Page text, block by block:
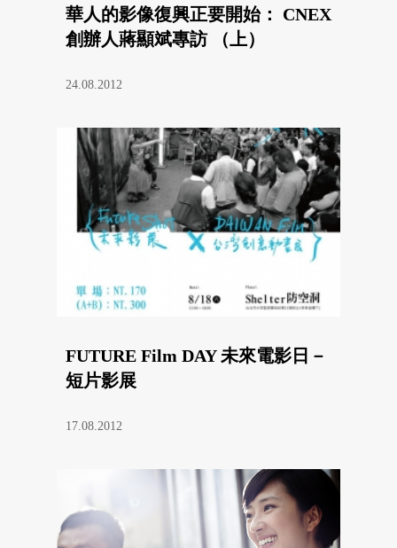
華人的影像復興正要開始： CNEX
創辦人蔣顯斌專訪 （上）
24.08.2012
FUTURE Film DAY 未來電影日－
短片影展
17.08.2012